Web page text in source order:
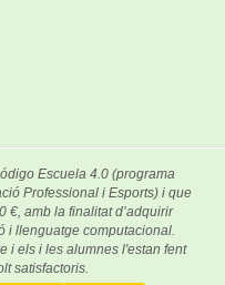
Escuela 4.0 (programa
Professional i Esports) i que
€, amb la finalitat d’adquirir
i llenguatge computacional.
i els i les alumnes l'estan fent
satisfactoris.